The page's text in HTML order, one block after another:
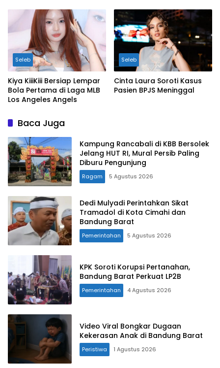
Seleb
Kiya KiiiKiii Bersiap Lempar
Bola Pertama di Laga MLB
Los Angeles Angels
Seleb
Cinta Laura Soroti Kasus
Pasien BPJS Meninggal
Baca Juga
Kampung Rancabali di KBB Bersolek
Jelang HUT RI, Mural Persib Paling
Diburu Pengunjung
Ragam 5 Agustus 2026
Dedi Mulyadi Perintahkan Sikat
Tramadol di Kota Cimahi dan
Bandung Barat
Pemerintahan 5 Agustus 2026
KPK Soroti Korupsi Pertanahan,
Bandung Barat Perkuat LP2B
Pemerintahan 4 Agustus 2026
Video Viral Bongkar Dugaan
Kekerasan Anak di Bandung Barat
Peristiwa 1 Agustus 2026